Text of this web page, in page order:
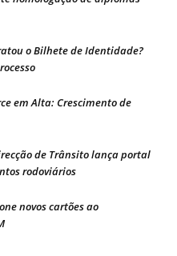
o Bilhete de Identidade?
em Alta: Crescimento de
de Trânsito lança portal
rodoviários
novos cartões ao